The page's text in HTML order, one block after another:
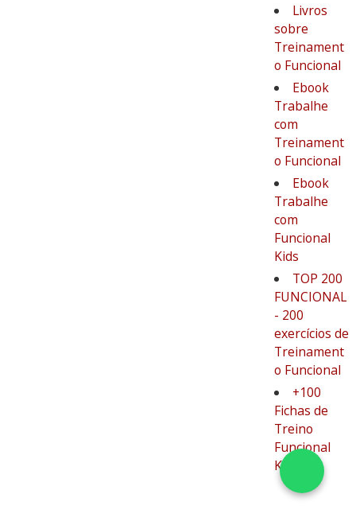
Livros
sobre
Treinament
o Funcional
Ebook
Trabalhe
com
Treinament
o Funcional
Ebook
Trabalhe
com
Funcional
Kids
TOP 200
FUNCIONAL
- 200
exercícios de
Treinament
o Funcional
+100
Fichas de
Treino
Funcional
Kids